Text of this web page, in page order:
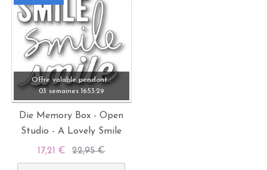
Offre valable pendant :
03 semaines
16:53:28
Die Memory Box - Open
Studio - A Lovely Smile
17,21 € 22,95 €